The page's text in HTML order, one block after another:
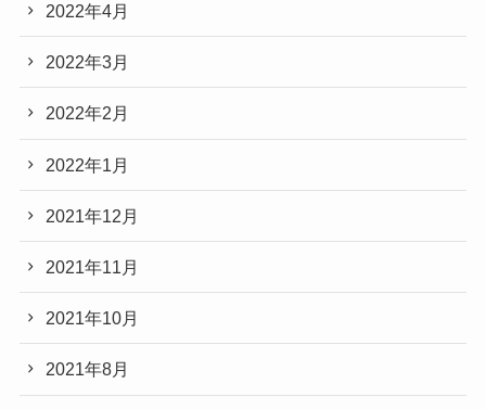
2022年4月
2022年3月
2022年2月
2022年1月
2021年12月
2021年11月
2021年10月
2021年8月